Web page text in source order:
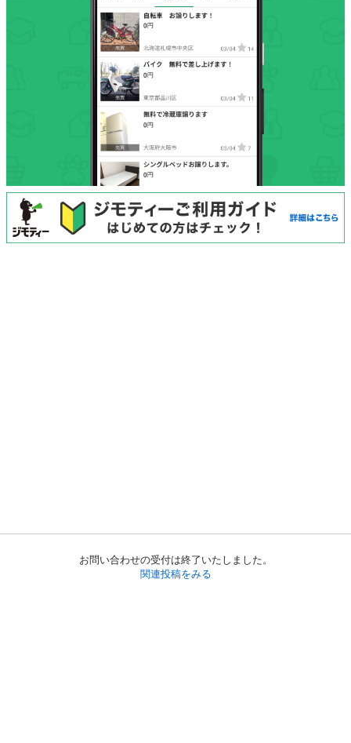
お問い合わせの受付は終了いたしました。
関連投稿をみる